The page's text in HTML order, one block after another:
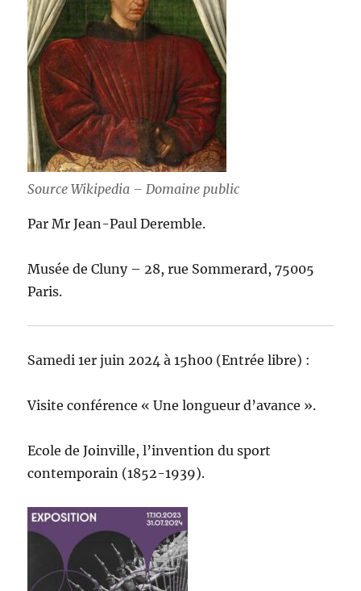
Source Wikipedia – Domaine public
Par Mr Jean-Paul Deremble.
Musée de Cluny – 28, rue Sommerard, 75005
Paris.
Samedi 1er juin 2024 à 15h00 (Entrée libre) :
Visite conférence « Une longueur d’avance ».
Ecole de Joinville, l’invention du sport
contemporain (1852-1939).